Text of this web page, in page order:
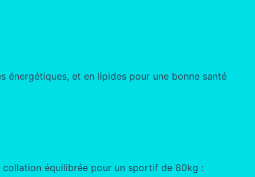
énergétiques, et en lipides pour une bonne santé
collation équilibrée pour un sportif de 80kg :